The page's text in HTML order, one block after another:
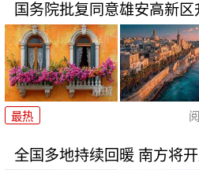
国务院批复同意雄安高新
最热
全国多地持续回暖 南方将